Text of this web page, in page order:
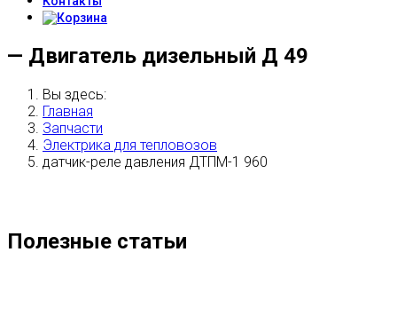
— Двигатель дизельный Д 49
Вы здесь:
Главная
Запчасти
Электрика для тепловозов
датчик-реле давления ДТПМ-1 960
Полезные статьи